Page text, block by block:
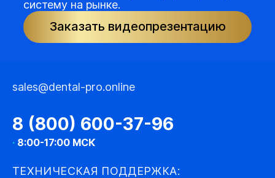
систему на рынке.
Заказать видеопрезентацию
sales@dental-pro.online
8 (800) 600-37-96
· 8:00-17:00 МСК
ТЕХНИЧЕСКАЯ ПОДДЕРЖКА: